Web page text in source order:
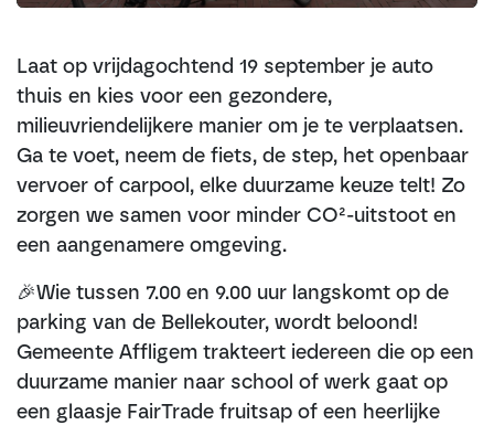
Laat op vrijdagochtend 19 september je auto
thuis en kies voor een gezondere,
milieuvriendelijkere manier om je te verplaatsen.
Ga te voet, neem de fiets, de step, het openbaar
vervoer of carpool, elke duurzame keuze telt! Zo
zorgen we samen voor minder CO²-uitstoot en
een aangenamere omgeving.
🎉Wie tussen 7.00 en 9.00 uur langskomt op de
parking van de Bellekouter, wordt beloond!
Gemeente Affligem trakteert iedereen die op een
duurzame manier naar school of werk gaat op
een glaasje FairTrade fruitsap of een heerlijke